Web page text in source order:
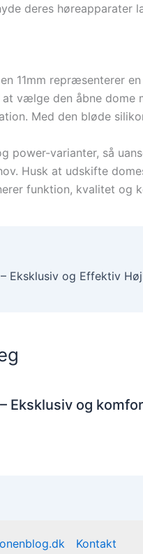
deres
11mm repræsenterer
vælge den åbne dome
Med den bløde
power-varianter, så
Husk at udskifte
funktion, kvalitet og
Eksklusiv og
Kontakt